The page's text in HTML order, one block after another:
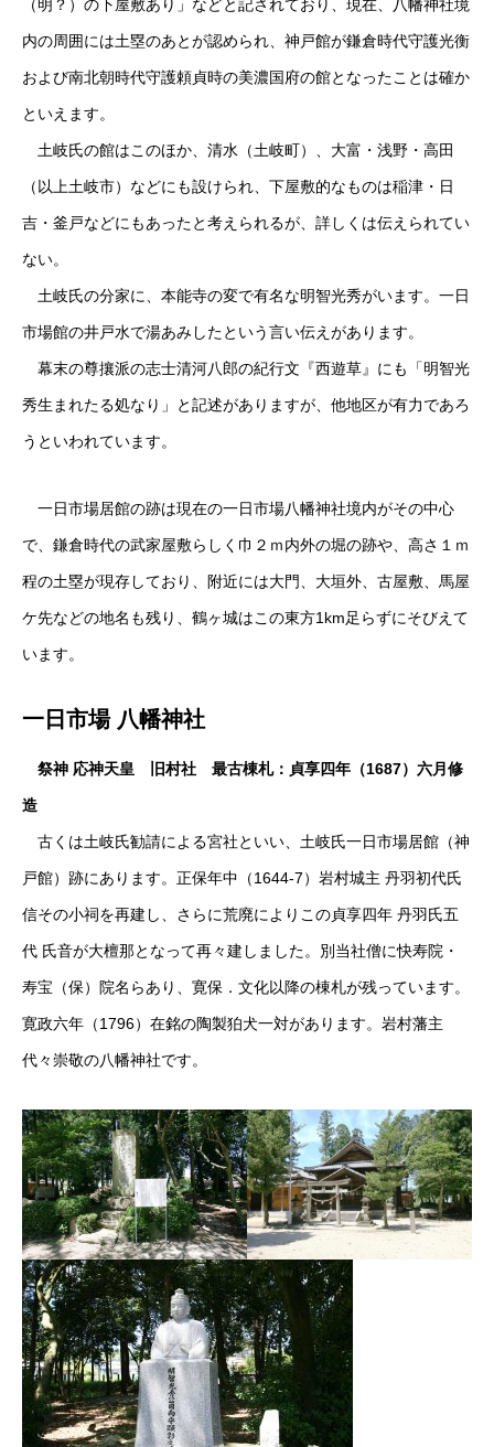
（明？）の下屋敷あり」などと記されており、現在、八幡神社境
内の周囲には土塁のあとが認められ、神戸館が鎌倉時代守護光衡
および南北朝時代守護頼貞時の美濃国府の館となったことは確か
といえます。
土岐氏の館はこのほか、清水（土岐町）、大富・浅野・高田
（以上土岐市）などにも設けられ、下屋敷的なものは稲津・日
吉・釜戸などにもあったと考えられるが、詳しくは伝えられてい
ない。
土岐氏の分家に、本能寺の変で有名な明智光秀がいます。一日
市場館の井戸水で湯あみしたという言い伝えがあります。
幕末の尊攘派の志士清河八郎の紀行文『西遊草』にも「明智光
秀生まれたる処なり」と記述がありますが、他地区が有力であろ
うといわれています。
一日市場居館の跡は現在の一日市場八幡神社境内がその中心
で、鎌倉時代の武家屋敷らしく巾２ｍ内外の堀の跡や、高さ１ｍ
程の土塁が現存しており、附近には大門、大垣外、古屋敷、馬屋
ケ先などの地名も残り、鶴ヶ城はこの東方1km足らずにそびえて
います。
一日市場 八幡神社
祭神 応神天皇 旧村社 最古棟札：貞享四年（1687）六月修
造
古くは土岐氏勧請による宮社といい、土岐氏一日市場居館（神
戸館）跡にあります。正保年中（1644-7）岩村城主 丹羽初代氏
信その小祠を再建し、さらに荒廃によりこの貞享四年 丹羽氏五
代 氏音が大檀那となって再々建しました。別当社僧に快寿院・
寿宝（保）院名らあり、寛保．文化以降の棟札が残っています。
寛政六年（1796）在銘の陶製狛犬一対があります。岩村藩主
代々崇敬の八幡神社です。